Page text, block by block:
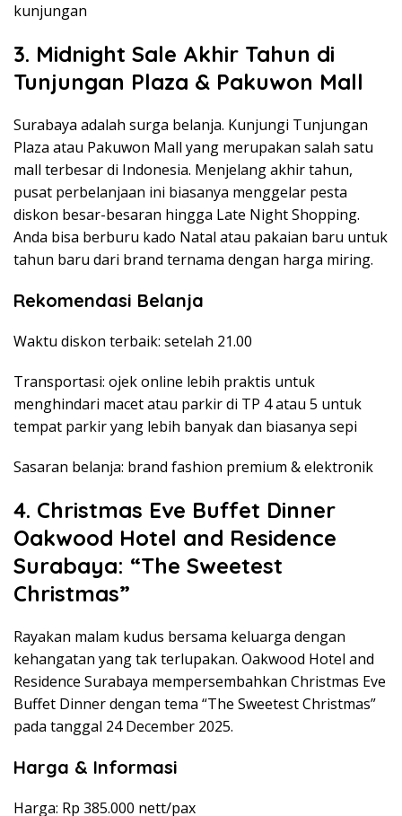
kunjungan
3. Midnight Sale Akhir Tahun di
Tunjungan Plaza & Pakuwon Mall
Surabaya adalah surga belanja. Kunjungi Tunjungan
Plaza atau Pakuwon Mall yang merupakan salah satu
mall terbesar di Indonesia. Menjelang akhir tahun,
pusat perbelanjaan ini biasanya menggelar pesta
diskon besar-besaran hingga Late Night Shopping.
Anda bisa berburu kado Natal atau pakaian baru untuk
tahun baru dari brand ternama dengan harga miring.
Rekomendasi Belanja
Waktu diskon terbaik: setelah 21.00
Transportasi: ojek online lebih praktis untuk
menghindari macet atau parkir di TP 4 atau 5 untuk
tempat parkir yang lebih banyak dan biasanya sepi
Sasaran belanja: brand fashion premium & elektronik
4. Christmas Eve Buffet Dinner
Oakwood Hotel and Residence
Surabaya: “The Sweetest
Christmas”
Rayakan malam kudus bersama keluarga dengan
kehangatan yang tak terlupakan. Oakwood Hotel and
Residence Surabaya mempersembahkan Christmas Eve
Buffet Dinner dengan tema “The Sweetest Christmas”
pada tanggal 24 December 2025.
Harga & Informasi
Harga: Rp 385.000 nett/pax